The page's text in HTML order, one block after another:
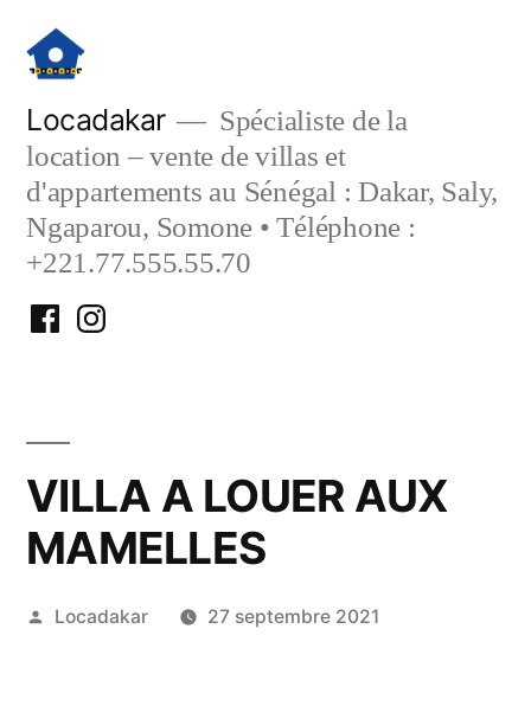
contenu
Locadakar
Spécialiste de la
location – vente de villas et
d'appartements au Sénégal : Dakar, Saly,
Ngaparou, Somone • Téléphone :
+221.77.555.55.70
FacebookInstagram
VILLA A LOUER AUX
MAMELLES
Publié
Locadakar 27 septembre 2021